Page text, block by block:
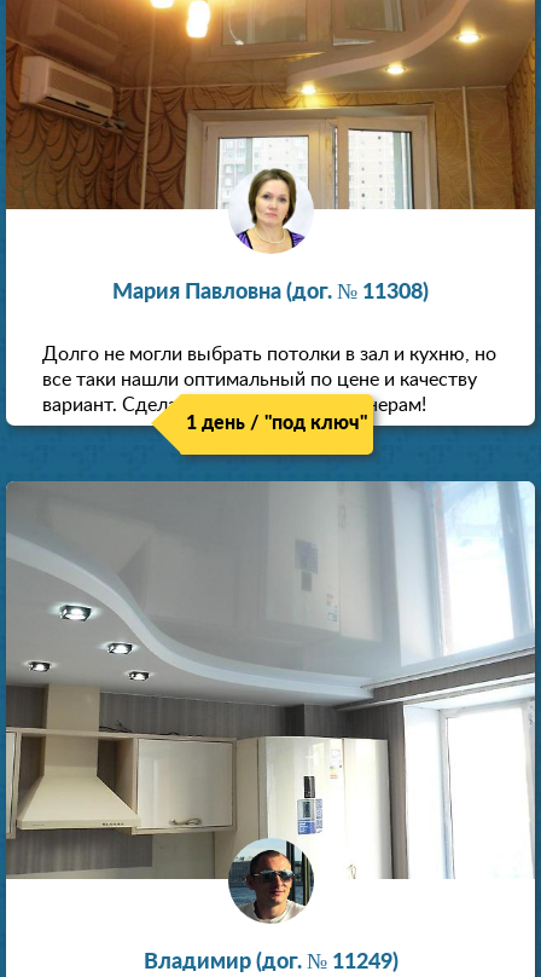
Мария Павловна (дог. № 11308)
Долго не могли выбрать потолки в зал и кухню, но
все таки нашли оптимальный по цене и качеству
вариант. Сделали скидку как пенсионерам!
1 день / "под ключ"
Владимир (дог. № 11249)